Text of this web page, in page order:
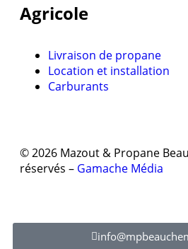
Agricole
Livraison de propane
Location et installation
Carburants
© 2026 Mazout & Propane
réservés – Gamache Média